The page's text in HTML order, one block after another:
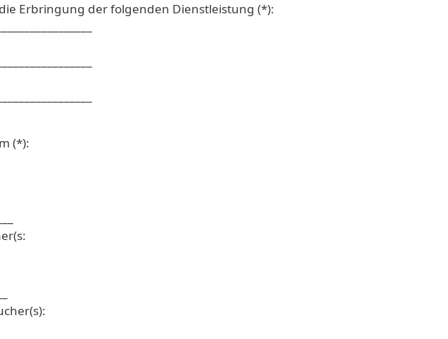
Erbringung der folgenden Dienstleistung (*):
(*):